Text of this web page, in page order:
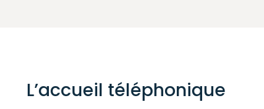
L’accueil téléphonique